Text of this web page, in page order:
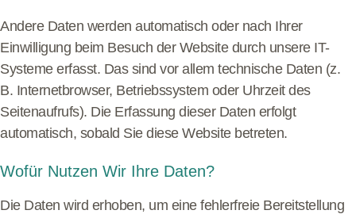
Andere Daten werden automatisch oder nach Ihrer
Einwilligung beim Besuch der Website durch unsere IT-
Systeme erfasst. Das sind vor allem technische Daten (z.
B. Internetbrowser, Betriebssystem oder Uhrzeit des
Seitenaufrufs). Die Erfassung dieser Daten erfolgt
automatisch, sobald Sie diese Website betreten.
Wofür Nutzen Wir Ihre Daten?
Die Daten wird erhoben, um eine fehlerfreie Bereitstellung